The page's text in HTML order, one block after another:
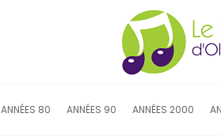
ANNÉES 80 ANNÉES 90 ANNÉES 2000